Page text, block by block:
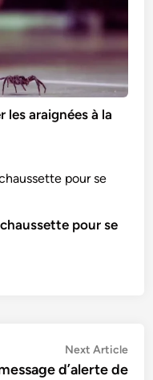
les araignées à la
pour se
Next Article
d’alerte de